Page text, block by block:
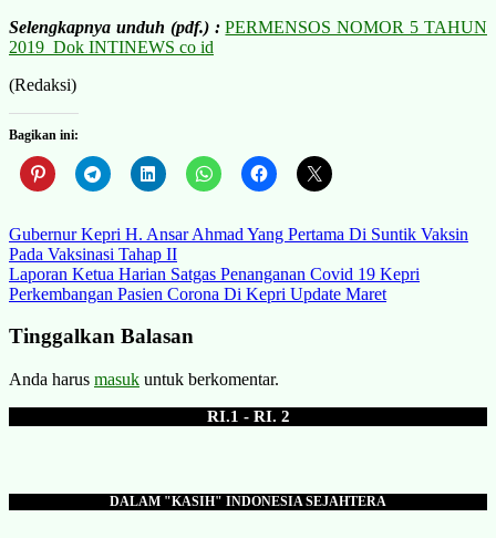
Selengkapnya unduh (pdf.) : PERMENSOS NOMOR 5 TAHUN
2019_Dok INTINEWS co id
(Redaksi)
Bagikan ini:
Navigasi
pos
Gubernur Kepri H. Ansar Ahmad Yang Pertama Di Suntik Vaksin
Pada Vaksinasi Tahap II
Laporan Ketua Harian Satgas Penanganan Covid 19 Kepri
Perkembangan Pasien Corona Di Kepri Update Maret
Tinggalkan Balasan
Anda harus masuk untuk berkomentar.
RI.1 - RI. 2
DALAM "KASIH" INDONESIA SEJAHTERA